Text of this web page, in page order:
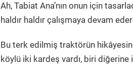
Ah, Tabiat Ana’nın onun için
haldır haldır çalışmaya devam
Bu terk edilmiş traktörün
köylü iki kardeş vardı, biri diğerine